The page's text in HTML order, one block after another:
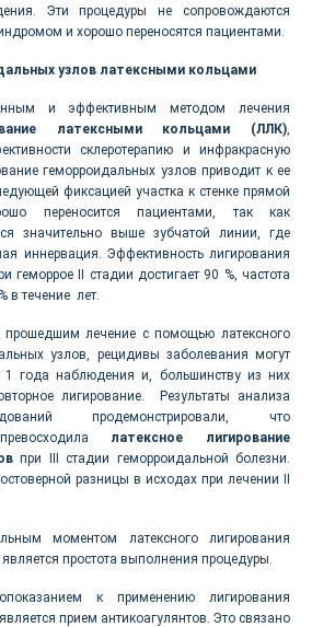
Эти процедуры не сопровождаются
и хорошо переносятся пациентами.
узлов латексными кольцами
и эффективным методом лечения
латексными кольцами (ЛЛК),
склеротерапию и инфракрасную
геморроидальных узлов приводит к ее
фиксацией участка к стенке прямой
переносится пациентами, так как
значительно выше зубчатой линии, где
иннервация. Эффективность лигирования
геморрое II стадии достигает 90 %, частота
в течение лет.
прошедшим лечение с помощью латексного
узлов, рецидивы заболевания могут
1 года наблюдения и, большинству из них
лигирование. Результаты анализа
продемонстрировали, что
латексное лигирование
при III стадии геморроидальной болезни.
разницы в исходах при лечении II
моментом латексного лигирования
простота выполнения процедуры.
к применению лигирования
прием антикоагулянтов. Это связано